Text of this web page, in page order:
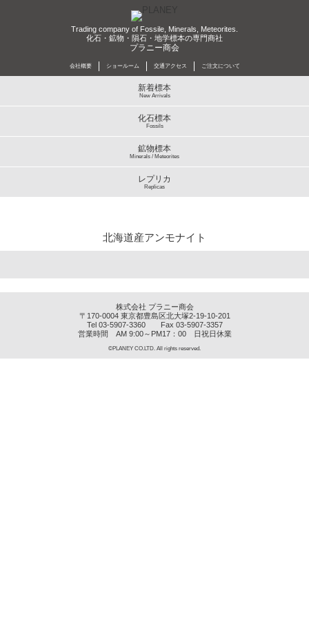
Trading company of Fossile, Minerals, Meteorites.
化石・鉱物・隕石・地学標本の専門商社
プラニー商会
会社概要 ショールーム 交通アクセス ご注文について
新着標本
New Arrivals
化石標本
Fossils
鉱物標本
Minerals / Meteorites
レプリカ
Replicas
北海道産アンモナイト
株式会社 プラニー商会
〒170-0004 東京都豊島区北大塚2-19-10-201
Tel 03-5907-3360 Fax 03-5907-3357
営業時間 AM 9:00～PM17：00 日祝日休業
©PLANEY CO.LTD. All rights reserved.